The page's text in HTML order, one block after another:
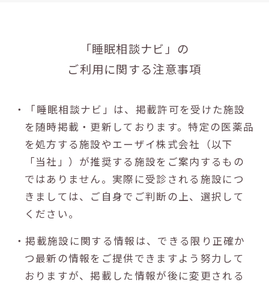
「睡眠相談ナビ」の
ご利用に関する注意事項
・「睡眠相談ナビ」は、掲載許可を受けた施設
を随時掲載・更新しております。特定の医薬品
を処方する施設やエーザイ株式会社（以下
「当社」）が推奨する施設をご案内するもの
ではありません。実際に受診される施設につ
きましては、ご自身でご判断の上、選択して
ください。
・掲載施設に関する情報は、できる限り正確か
つ最新の情報をご提供できますよう努力して
おりますが、掲載した情報が後に変更される